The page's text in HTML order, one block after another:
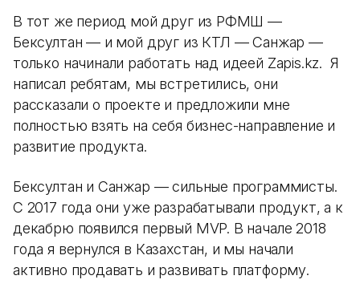
В тот же период мой друг из РФМШ —
Бексултан — и мой друг из КТЛ — Санжар —
только начинали работать над идеей Zapis.kz. Я
написал ребятам, мы встретились, они
рассказали о проекте и предложили мне
полностью взять на себя бизнес-направление и
развитие продукта.
Бексултан и Санжар — сильные программисты.
С 2017 года они уже разрабатывали продукт, а к
декабрю появился первый MVP. В начале 2018
года я вернулся в Казахстан, и мы начали
активно продавать и развивать платформу.